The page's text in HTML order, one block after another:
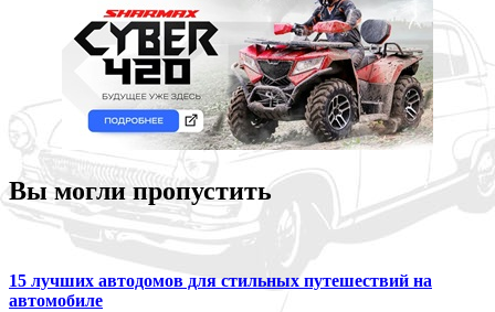
Вы могли пропустить
15 лучших автодомов для стильных путешествий на
автомобиле